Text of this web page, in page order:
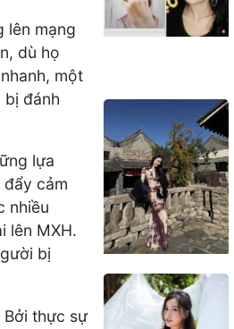
lên mạng
dù họ
một
đánh
lựa
cảm
nhiều
lên MXH.
bị
Bởi thực sự